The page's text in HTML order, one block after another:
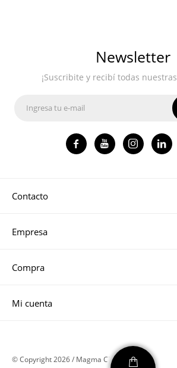
Contacto
Empresa
Compra
Mi cuenta
Newsletter
¡Suscribite y recibí todas
   
© Copyright 2026 / Magma CH